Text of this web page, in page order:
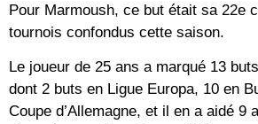
Pour Marmoush, ce but était sa 22e
tournois confondus cette saison.
Le joueur de 25 ans a marqué 13
dont 2 buts en Ligue Europa, 10 en
Coupe d’Allemagne, et il en a aidé 9